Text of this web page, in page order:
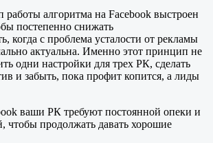
алгоритма на Facebook выстроен
постепенно снижать
когда с проблема усталости от рекламы
актуальна. Именно этот принцип не
одни настройки для трех РК, сделать
и забыть, пока профит копится, а лиды
ваши РК требуют постоянной опеки и
чтобы продолжать давать хорошие